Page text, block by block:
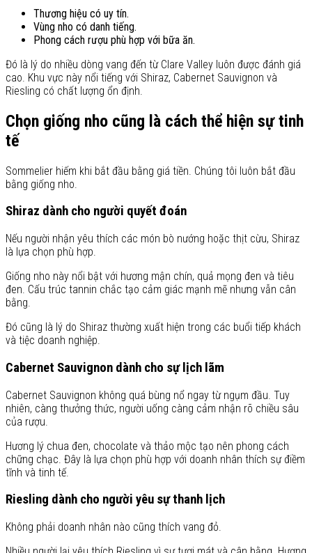
Thương hiệu có uy tín.
Vùng nho có danh tiếng.
Phong cách rượu phù hợp với bữa ăn.
Đó là lý do nhiều dòng vang đến từ Clare Valley luôn được đánh giá
cao. Khu vực này nổi tiếng với Shiraz, Cabernet Sauvignon và
Riesling có chất lượng ổn định.
Chọn giống nho cũng là cách thể hiện sự tinh
tế
Sommelier hiếm khi bắt đầu bằng giá tiền. Chúng tôi luôn bắt đầu
bằng giống nho.
Shiraz dành cho người quyết đoán
Nếu người nhận yêu thích các món bò nướng hoặc thịt cừu, Shiraz
là lựa chọn phù hợp.
Giống nho này nổi bật với hương mận chín, quả mọng đen và tiêu
đen. Cấu trúc tannin chắc tạo cảm giác mạnh mẽ nhưng vẫn cân
bằng.
Đó cũng là lý do Shiraz thường xuất hiện trong các buổi tiếp khách
và tiệc doanh nghiệp.
Cabernet Sauvignon dành cho sự lịch lãm
Cabernet Sauvignon không quá bùng nổ ngay từ ngụm đầu. Tuy
nhiên, càng thưởng thức, người uống càng cảm nhận rõ chiều sâu
của rượu.
Hương lý chua đen, chocolate và thảo mộc tạo nên phong cách
chững chạc. Đây là lựa chọn phù hợp với doanh nhân thích sự điềm
tĩnh và tinh tế.
Riesling dành cho người yêu sự thanh lịch
Không phải doanh nhân nào cũng thích vang đỏ.